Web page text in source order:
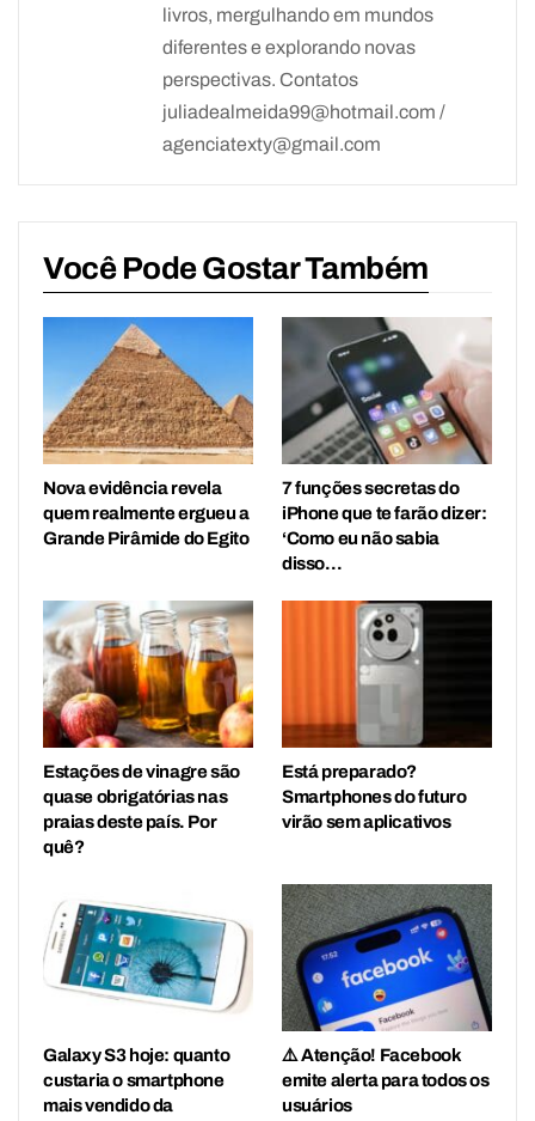
livros, mergulhando em mundos
diferentes e explorando novas
perspectivas. Contatos
juliadealmeida99@hotmail.com /
agenciatexty@gmail.com
Você Pode Gostar Também
Nova evidência revela
quem realmente ergueu a
Grande Pirâmide do Egito
7 funções secretas do
iPhone que te farão dizer:
‘Como eu não sabia
disso…
Estações de vinagre são
quase obrigatórias nas
praias deste país. Por
quê?
Está preparado?
Smartphones do futuro
virão sem aplicativos
Galaxy S3 hoje: quanto
custaria o smartphone
mais vendido da
⚠️ Atenção! Facebook
emite alerta para todos os
usuários